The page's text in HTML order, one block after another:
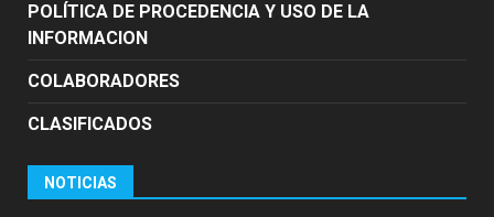
POLÍTICA DE PROCEDENCIA Y USO DE LA
INFORMACION
COLABORADORES
CLASIFICADOS
NOTICIAS